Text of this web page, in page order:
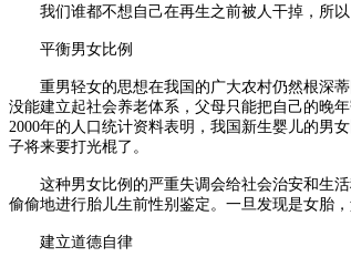
我们谁都不想自己在再生之前被人干掉，所以
平衡男女比例
重男轻女的思想在我国的广大农村仍然根深蒂
没能建立起社会养老体系，父母只能把自己的晚
2000年的人口统计资料表明，我国新生婴儿的男
子将来要打光棍了。
这种男女比例的严重失调会给社会治安和生活
偷偷地进行胎儿生前性别鉴定。一旦发现是女胎
建立道德自律